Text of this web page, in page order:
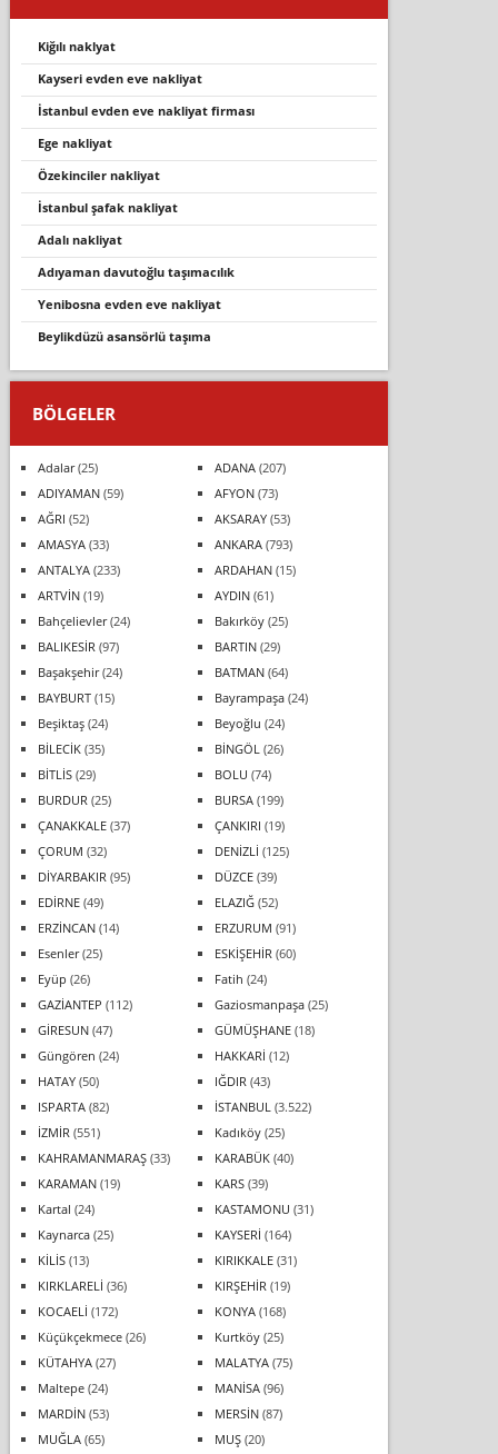
kiğılı naklyat
kayseri evden eve nakliyat
i̇stanbul evden eve nakli̇yat fi̇rmasi
ege nakliyat
özekinciler nakliyat
i̇stanbul şafak nakliyat
adali nakli̇yat
adıyaman davutoğlu taşımacılık
yenibosna evden eve nakliyat
beylikdüzü asansörlü taşıma
BÖLGELER
Adalar(25) ADANA(207)
ADIYAMAN(59) AFYON(73)
AĞRI (52) AKSARAY(53)
AMASYA(33) ANKARA(793)
ANTALYA(233) ARDAHAN(15)
ARTVİN(19) AYDIN(61)
Bahçelievler(24) Bakırköy(25)
BALIKESİR (97) BARTIN(29)
Başakşehir(24) BATMAN(64)
BAYBURT(15) Bayrampaşa(24)
Beşiktaş(24) Beyoğlu (24)
BİLECİK(35) BİNGÖL (26)
BİTLİS(29) BOLU (74)
BURDUR (25) BURSA(199)
ÇANAKKALE(37) ÇANKIRI (19)
ÇORUM (32) DENİZLİ (125)
DİYARBAKIR (95) DÜZCE(39)
EDİRNE(49) ELAZIĞ(52)
ERZİNCAN(14) ERZURUM (91)
Esenler(25) ESKİŞEHİR (60)
Eyüp (26) Fatih (24)
GAZİANTEP (112) Gaziosmanpaşa(25)
GİRESUN(47) GÜMÜŞHANE(18)
Güngören (24) HAKKARİ (12)
HATAY(50) IĞDIR (43)
ISPARTA(82) İSTANBUL (3.522)
İZMİR (551) Kadıköy(25)
KAHRAMANMARAŞ(33) KARABÜK(40)
KARAMAN(19) KARS(39)
Kartal (24) KASTAMONU (31)
Kaynarca(25) KAYSERİ (164)
KİLİS(13) KIRIKKALE(31)
KIRKLARELİ (36) KIRŞEHİR (19)
KOCAELİ (172) KONYA(168)
Küçükçekmece(26) Kurtköy(25)
KÜTAHYA(27) MALATYA(75)
Maltepe(24) MANİSA(96)
MARDİN(53) MERSİN(87)
MUĞLA(65) MUŞ(20)